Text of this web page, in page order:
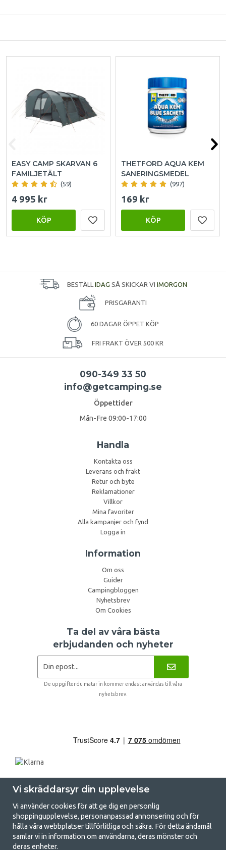
EASY CAMP SKARVAN 6
FAMILJETÄLT
(59)
4 995 kr
KÖP
THETFORD AQUA KEM
SANERINGSMEDEL
(997)
169 kr
KÖP
BESTÄLL IDAG SÅ SKICKAR VI IMORGON
PRISGARANTI
60 DAGAR ÖPPET KÖP
FRI FRAKT ÖVER 500 KR
090-349 33 50
info@getcamping.se
Öppettider
Mån-Fre 09:00-17:00
Handla
Kontakta oss
Leverans och frakt
Retur och byte
Reklamationer
Villkor
Mina favoriter
Alla kampanjer och fynd
Logga in
Information
Om oss
Guider
Campingbloggen
Nyhetsbrev
Om Cookies
Ta del av våra bästa
erbjudanden och nyheter
De uppgifter du matar in kommer endast användas till våra
nyhetsbrev.
GetCamping.se - Din butik för camping
Vi skräddarsyr din upplevelse
Vi använder cookies för att ge dig en personlig
shoppingupplevelse, personanpassad annonsering och för
hålla våra webbplatser tillförlitliga och säkra. För detta ändamål
samlar vi in information om användarna, deras mönster och
deras enheter.